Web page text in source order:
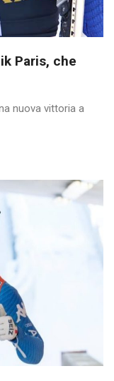
Paris, che
nuova vittoria a